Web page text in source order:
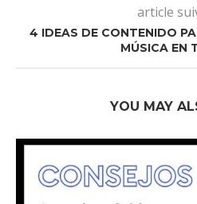
article
4 IDEAS DE CONTENIDO
MÚSICA EN
YOU MAY